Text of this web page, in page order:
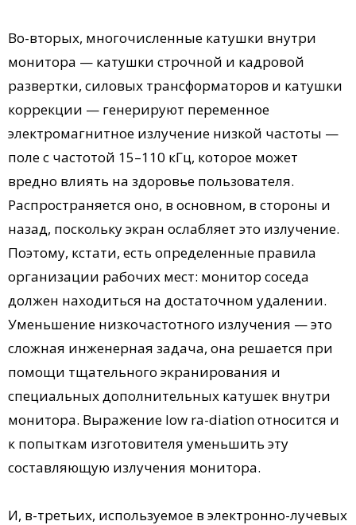
Во-вторых, многочисленные катушки внутри
монитора — катушки строчной и кадровой
развертки, силовых трансформаторов и катушки
коррекции — генерируют переменное
электромагнитное излучение низкой частоты —
поле с частотой 15–110 кГц, которое может
вредно влиять на здоровье пользователя.
Распространяется оно, в основном, в стороны и
назад, поскольку экран ослабляет это излучение.
Поэтому, кстати, есть определенные правила
организации рабочих мест: монитор соседа
должен находиться на достаточном удалении.
Уменьшение низкочастотного излучения — это
сложная инженерная задача, она решается при
помощи тщательного экранирования и
специальных дополнительных катушек внутри
монитора. Выражение low ra-diation относится и
к попыткам изготовителя уменьшить эту
составляющую излучения монитора.
И, в-третьих, используемое в электронно-лучевых